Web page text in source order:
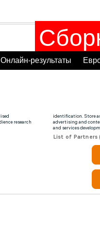
Онлайн-результаты